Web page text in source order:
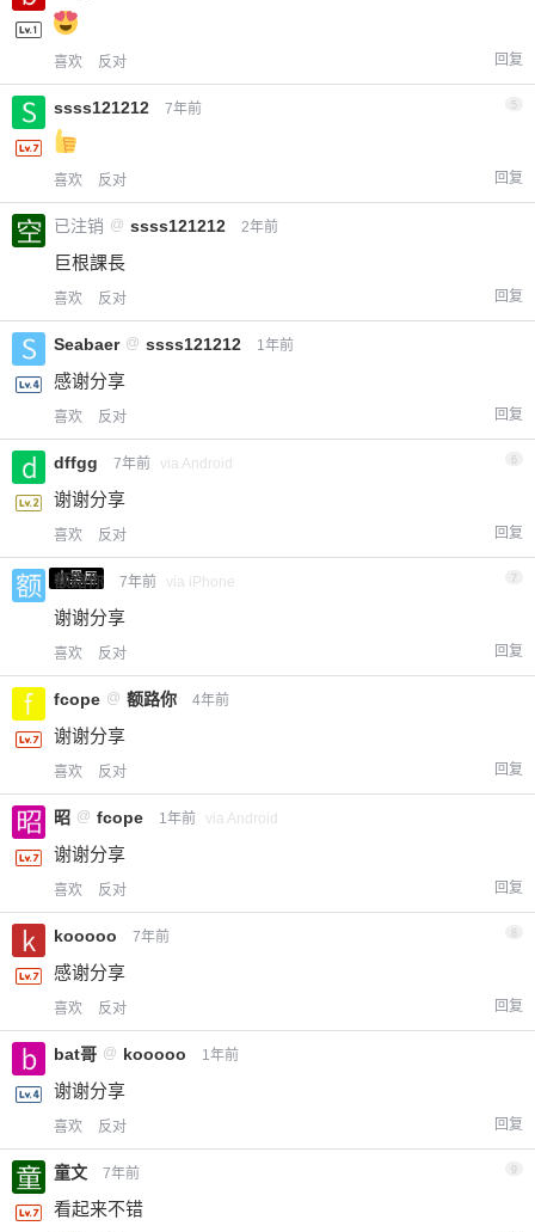
喜欢 反对 回复
ssss121212 7年前 5
喜欢 反对 回复
已注销 @ ssss121212 2年前
巨根課長
喜欢 反对 回复
Seabaer @ ssss121212 1年前
感谢分享
喜欢 反对 回复
dffgg 7年前 via Android
谢谢分享
喜欢 反对 回复
小黑屋
额路你 7年前 via iPhone 7
谢谢分享
喜欢 反对 回复
fcope @ 额路你 4年前
谢谢分享
喜欢 反对 回复
昭 @ fcope 1年前 via Android
谢谢分享
喜欢 反对 回复
kooooo 7年前
感谢分享
喜欢 反对 回复
bat哥 @ kooooo 1年前
谢谢分享
喜欢 反对 回复
童文 7年前 9
看起来不错